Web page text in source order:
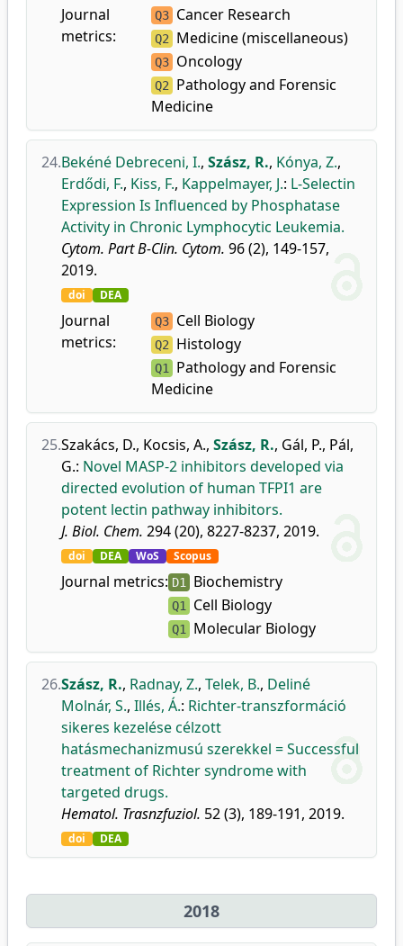
Journal
metrics:
Q3 Cancer Research
Q2 Medicine (miscellaneous)
Q3 Oncology
Q2 Pathology and Forensic
Medicine
24.Bekéné Debreceni, I., Szász, R., Kónya, Z.,
Erdődi, F., Kiss, F., Kappelmayer, J.: L-Selectin
Expression Is Influenced by Phosphatase
Activity in Chronic Lymphocytic Leukemia.
Cytom. Part B-Clin. Cytom. 96 (2), 149-157,
2019.
doi DEA
Journal
metrics:
Q3 Cell Biology
Q2 Histology
Q1 Pathology and Forensic
Medicine
25.Szakács, D., Kocsis, A., Szász, R., Gál, P., Pál,
G.: Novel MASP-2 inhibitors developed via
directed evolution of human TFPI1 are
potent lectin pathway inhibitors.
J. Biol. Chem. 294 (20), 8227-8237, 2019.
doi DEA WoS Scopus
Journal metrics: D1 Biochemistry
Q1 Cell Biology
Q1 Molecular Biology
26.Szász, R., Radnay, Z., Telek, B., Deliné
Molnár, S., Illés, Á.: Richter-transzformáció
sikeres kezelése célzott
hatásmechanizmusú szerekkel = Successful
treatment of Richter syndrome with
targeted drugs.
Hematol. Trasnzfuziol. 52 (3), 189-191, 2019.
doi DEA
2018